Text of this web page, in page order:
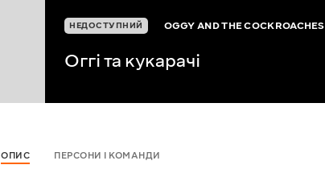
НЕДОСТУПНИЙ OGGY AND THE COCKROACHES
Оггі та кукарачі
ОПИС ПЕРСОНИ І КОМАНДИ